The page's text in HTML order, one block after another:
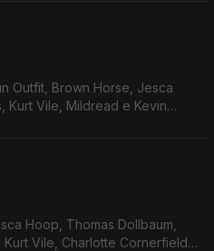
Outfit, Brown Horse, Jesca
Kurt Vile, Mildread e Kevin
Hoop, Thomas Dollbaum,
Vile, Charlotte Cornerfield,